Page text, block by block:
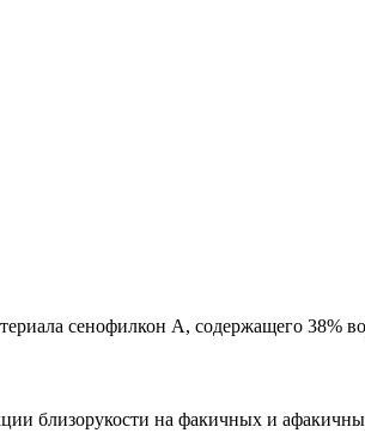
сенофилкон А, содержащего 38%
близорукости на факичных и